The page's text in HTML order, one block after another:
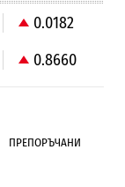
0.0182
0.8660
ПРЕПОРЪЧАНИ